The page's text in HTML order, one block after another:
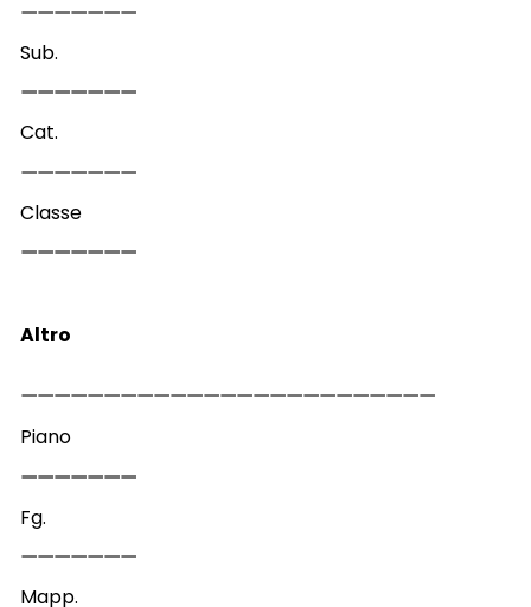
Sub.
Cat.
Classe
Altro
Piano
Fg.
Mapp.